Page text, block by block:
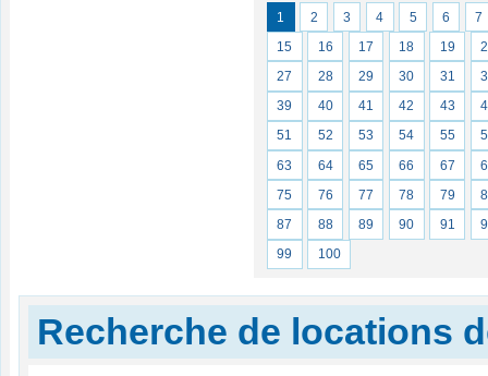
1 2 3 4 5 6
7
15
16 17 18 19
27
28 29 30 31
39
40 41 42 43
51
52 53 54 55
63
64 65 66 67
75
76 77 78 79
87
88 89 90 91
99
100
Recherche de locations